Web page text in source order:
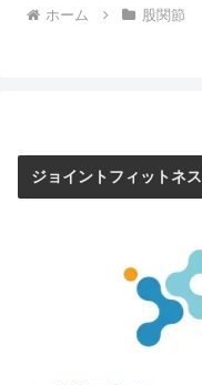
ホーム 股関節
ジョイントフィットネス